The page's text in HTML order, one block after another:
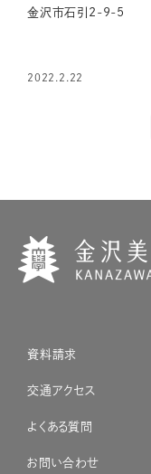
金沢市石引2-9-5
2022.2.22
資料請求
交通アクセス
よくある質問
お問い合わせ